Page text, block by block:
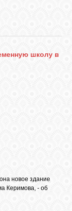
школу в
новое здание
Керимова, - об